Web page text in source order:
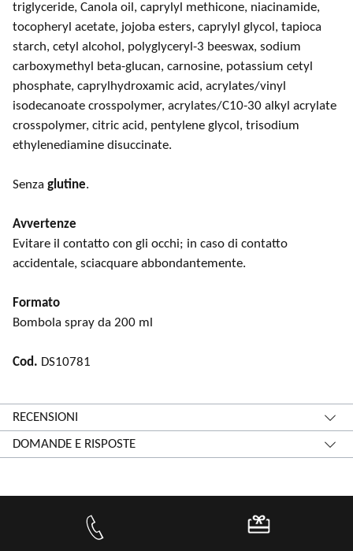
triglyceride, Canola oil, caprylyl methicone, niacinamide,
tocopheryl acetate, jojoba esters, caprylyl glycol, tapioca
starch, cetyl alcohol, polyglyceryl-3 beeswax, sodium
carboxymethyl beta-glucan, carnosine, potassium cetyl
phosphate, caprylhydroxamic acid, acrylates/vinyl
isodecanoate crosspolymer, acrylates/C10-30 alkyl acrylate
crosspolymer, citric acid, pentylene glycol, trisodium
ethylenediamine disuccinate.
Senza glutine.
Avvertenze
Evitare il contatto con gli occhi; in caso di contatto
accidentale, sciacquare abbondantemente.
Formato
Bombola spray da 200 ml
Cod. DS10781
RECENSIONI
DOMANDE E RISPOSTE